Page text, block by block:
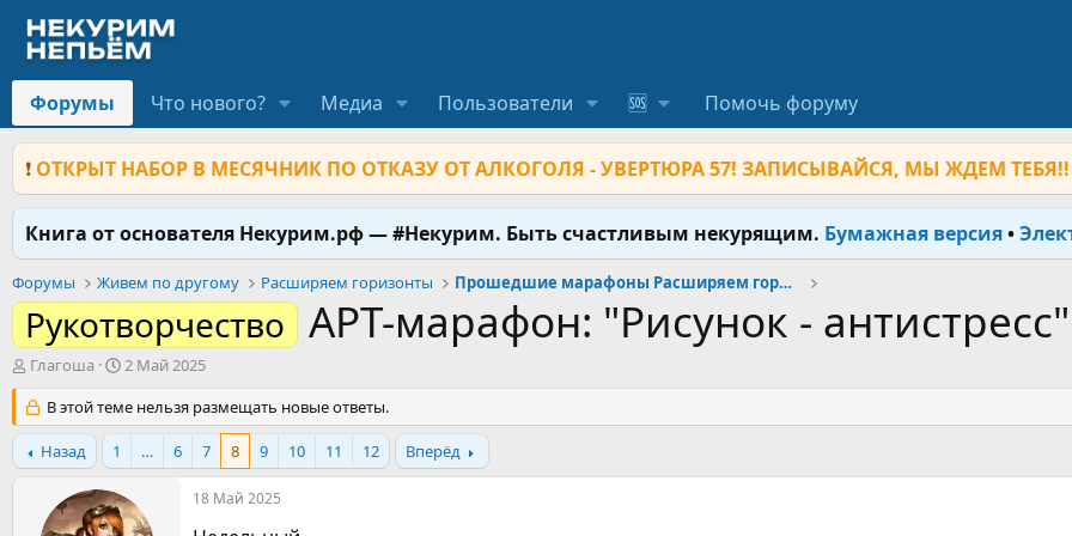
Форумы Что нового? Медиа Пользователи 🆘 Помочь форуму
❗ ОТКРЫТ НАБОР В МЕСЯЧНИК ПО ОТКАЗУ ОТ АЛКОГОЛЯ - УВЕРТЮРА 57! ЗАПИСЫВАЙСЯ, МЫ ЖДЕМ ТЕБЯ!!
Книга от основателя Некурим.рф — #Некурим. Быть счастливым некурящим. Бумажная версия•
Форумы Живем по другому Расширяем горизонты Прошедшие марафоны Расширяем горизонты
Рукотворчество АРТ-марафон: "Рисунок -
А
т
о
р
т
Глагоша
Д
т
а
а
ч
а
2 Май 2025
В этой теме нельзя размещать новые ответы.
Назад 1 … 6 7 8 9 10 11 12 Вперёд
18 Май 2025